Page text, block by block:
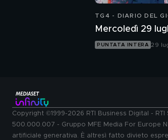
TG4 - DIARIO DEL
Mercoledì 29
PUNTATA INTERA 29
Copyright ©1999-2026 RTI Business Digital -
500.000.007 - Gruppo MFE Media For Europe
artificiale generativa. È altresì fatto divieto